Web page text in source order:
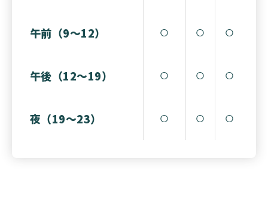
午前（9〜12） ○ ○ ○
午後（12〜19） ○ ○ ○
夜（19〜23） ○ ○ ○